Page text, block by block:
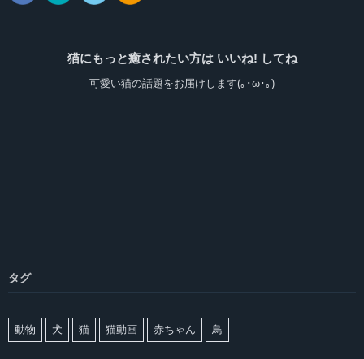
猫にもっと癒されたい方は いいね! してね
可愛い猫の話題をお届けします(｡･ω･｡)
タグ
動物 犬 猫 猫動画 赤ちゃん 鳥